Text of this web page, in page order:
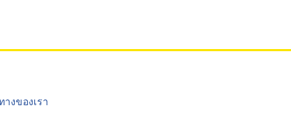
งของเรา